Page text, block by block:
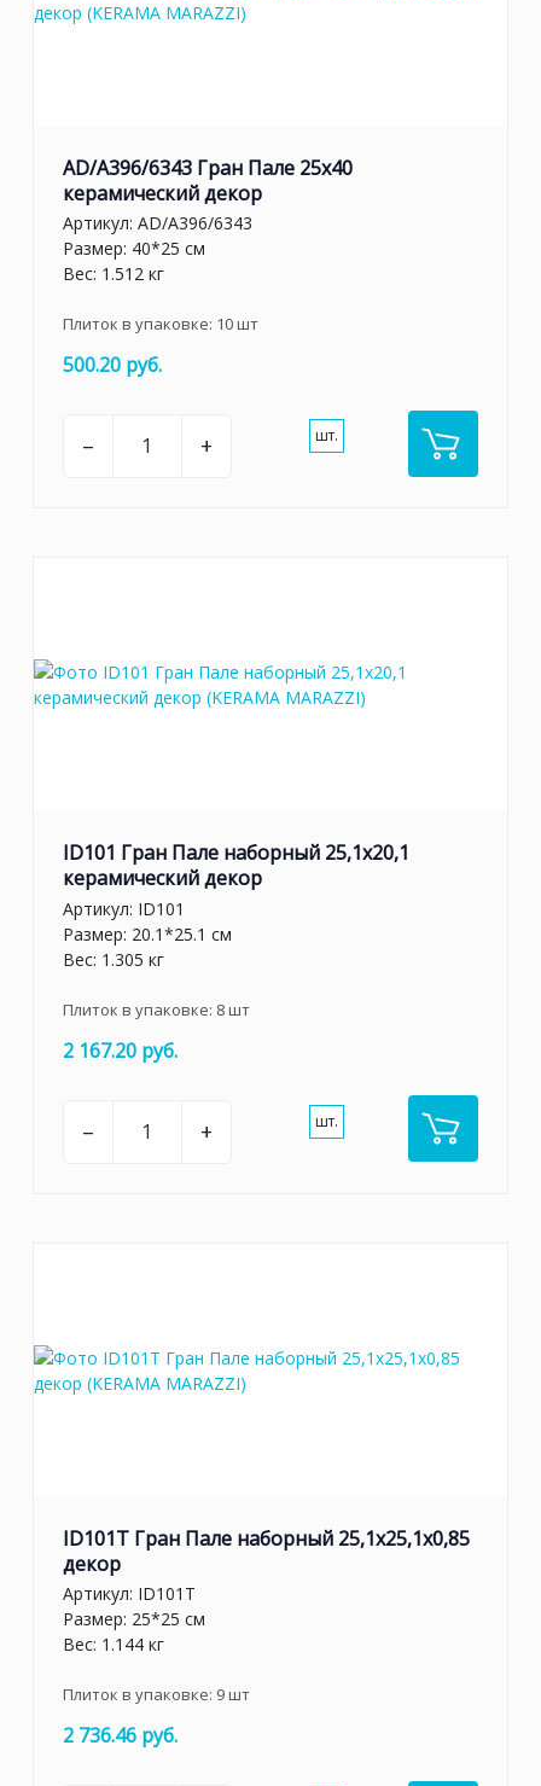
AD/A396/6343 Гран Пале 25x40
керамический декор
Артикул: AD/A396/6343
Размер: 40*25 см
Вес: 1.512 кг
Плиток в упаковке: 10шт
500.20 руб.
– + шт.
ID101 Гран Пале наборный 25,1x20,1
керамический декор
Артикул: ID101
Размер: 20.1*25.1 см
Вес: 1.305 кг
Плиток в упаковке: 8шт
2 167.20 руб.
– + шт.
ID101T Гран Пале наборный 25,1x25,1x0,85
декор
Артикул: ID101T
Размер: 25*25 см
Вес: 1.144 кг
Плиток в упаковке: 9шт
2 736.46 руб.